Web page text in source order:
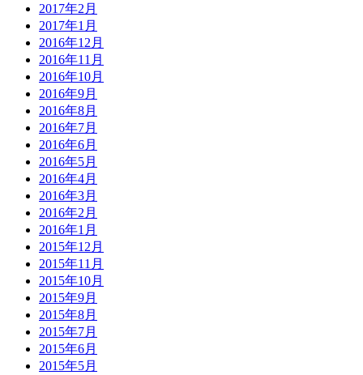
2017年2月
2017年1月
2016年12月
2016年11月
2016年10月
2016年9月
2016年8月
2016年7月
2016年6月
2016年5月
2016年4月
2016年3月
2016年2月
2016年1月
2015年12月
2015年11月
2015年10月
2015年9月
2015年8月
2015年7月
2015年6月
2015年5月